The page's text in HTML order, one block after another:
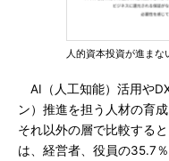
人的資本投資が進まな
AI（人工知能）活用や
ン）推進を担う人材の育
それ以外の層で比較する
は、経営者、役員の35.7